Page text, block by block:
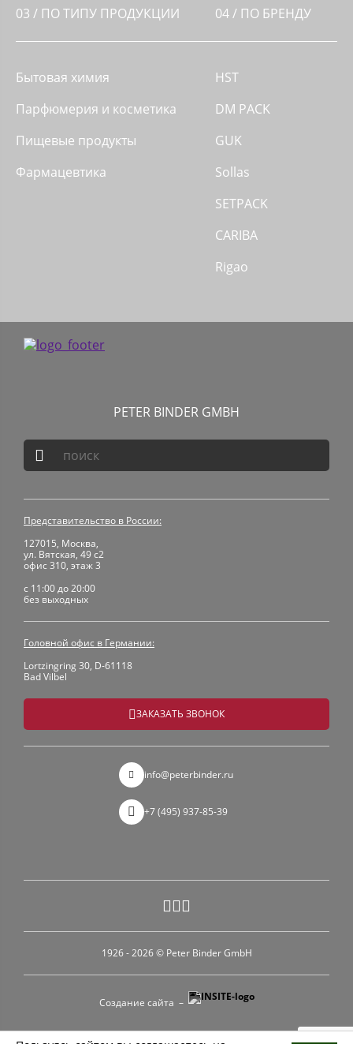
03 / ПО ТИПУ ПРОДУКЦИИ
Бытовая химия
Парфюмерия и косметика
Пищевые продукты
Фармацевтика
04 / ПО БРЕНДУ
HST
DM PACK
GUK
Sollas
SETPACK
CARIBA
Rigao
PETER BINDER GMBH

Представительство в России:
127015, Москва,
ул. Вятская, 49 с2
офис 310, этаж 3
c 11:00 до 20:00
без выходных
Головной офис в Германии:
Lortzingring 30, D-61118
Bad Vilbel
ЗАКАЗАТЬ ЗВОНОК
 info@peterbinder.ru
 +7 (495) 937-85-39

1926 - 2026 © Peter Binder GmbH
Создание сайта –